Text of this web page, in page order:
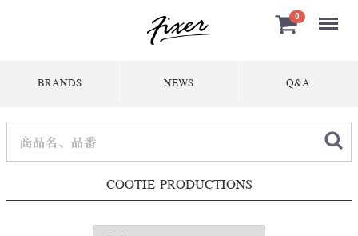
0 Menu
BRANDS NEWS Q&A
COOTIE PRODUCTIONS